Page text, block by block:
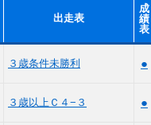
出走表
成
績
表
３歳条件未勝利 ●
３歳以上Ｃ４−３ ●